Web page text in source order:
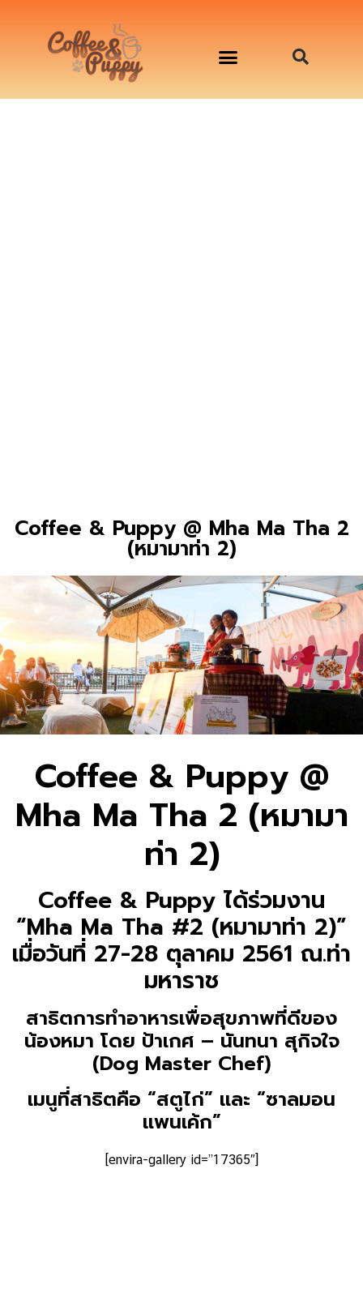
Coffee & Puppy @ Mha Ma Tha 2
(หมามาท่า 2)
Coffee & Puppy @
Mha Ma Tha 2 (หมามา
ท่า 2)
Coffee & Puppy ได้ร่วมงาน
“Mha Ma Tha #2 (หมามาท่า 2)”
เมื่อวันที่ 27-28 ตุลาคม 2561 ณ.ท่า
มหาราช
สาธิตการทำอาหารเพื่อสุขภาพที่ดีของ
น้องหมา โดย ป้าเกศ – นันทนา สุกิจใจ
(Dog Master Chef)
เมนูที่สาธิตคือ “สตูไก่” และ “ซาลมอน
แพนเค้ก”
[envira-gallery id=”17365″]